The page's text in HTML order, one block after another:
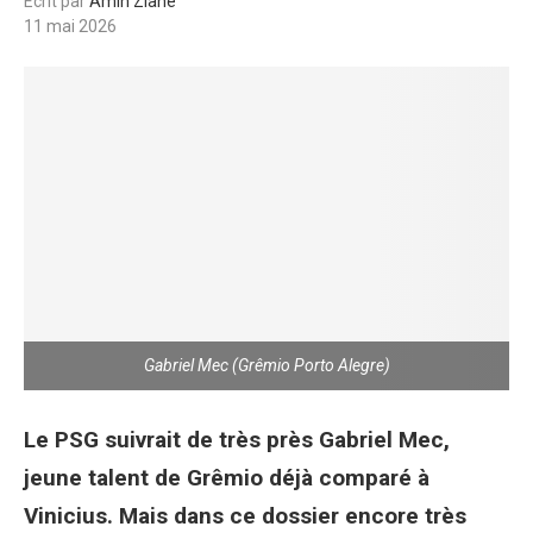
11 mai 2026
Gabriel Mec (Grêmio Porto Alegre)
Le PSG suivrait de très près Gabriel Mec,
jeune talent de Grêmio déjà comparé à
Vinicius. Mais dans ce dossier encore très